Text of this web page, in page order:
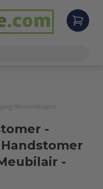
Stoomreinigers
-
-